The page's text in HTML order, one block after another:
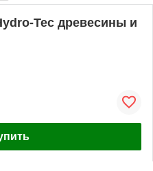
Tec древесины и